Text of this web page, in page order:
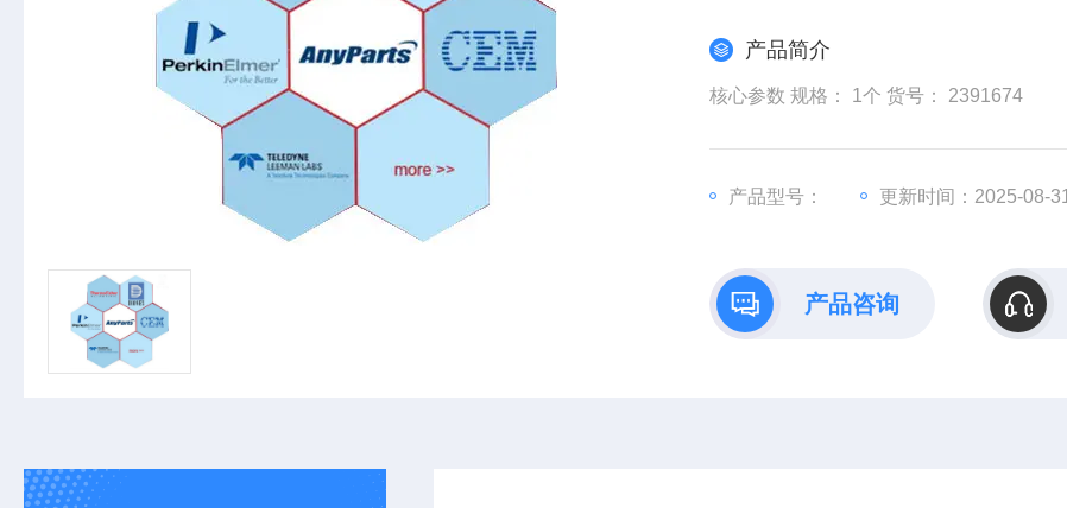
产品简介
核心参数 规格： 1个 货号： 2391674
产品型号： 更新时间：2025-08-31
产品咨询